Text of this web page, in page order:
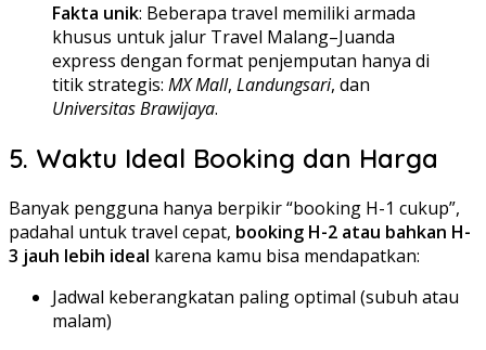
Fakta unik: Beberapa travel memiliki armada
khusus untuk jalur Travel Malang–Juanda
express dengan format penjemputan hanya di
titik strategis: MX Mall, Landungsari, dan
Universitas Brawijaya.
5. Waktu Ideal Booking dan Harga
Banyak pengguna hanya berpikir “booking H-1 cukup”,
padahal untuk travel cepat, booking H-2 atau bahkan H-
3 jauh lebih ideal karena kamu bisa mendapatkan:
Jadwal keberangkatan paling optimal (subuh atau
malam)